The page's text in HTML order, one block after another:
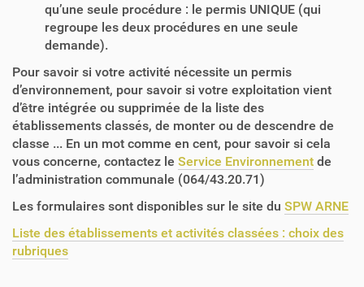
qu’une seule procédure : le permis UNIQUE (qui
regroupe les deux procédures en une seule
demande).
Pour savoir si votre activité nécessite un permis
d’environnement, pour savoir si votre exploitation vient
d’être intégrée ou supprimée de la liste des
établissements classés, de monter ou de descendre de
classe ... En un mot comme en cent, pour savoir si cela
vous concerne, contactez le Service Environnement de
l’administration communale (064/43.20.71)
Les formulaires sont disponibles sur le site du SPW ARNE
Liste des établissements et activités classées : choix des
rubriques